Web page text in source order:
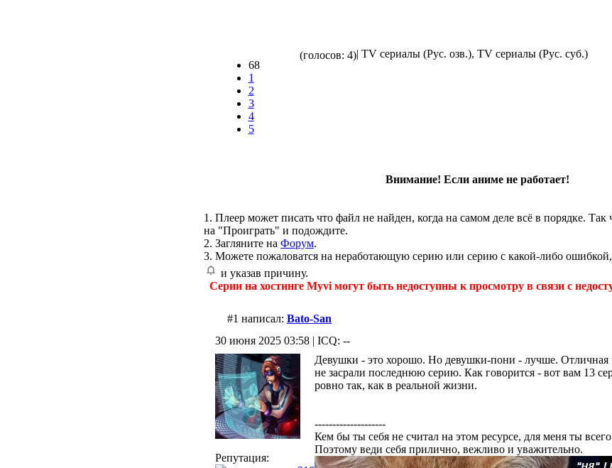
68
1
2
3
4
5
(голосов: 4)| TV сериалы (Рус. озв.), TV сериалы (Рус. суб.)
Внимание! Если аниме не работает!
1. Плеер может писать что файл не найден, когда на самом деле всё в порядке.
на "Проиграть" и подождите.
2. Загляните на Форум.
3. Можете пожаловатся на неработающую серию или серию с какой-либо ошибкой,
и указав причину.
Серии на хостинге Myvi могут быть недоступны к просмотру в связи с
#1 написал: Bato-San
30 июня 2025 03:58 | ICQ: --
Репутация:
Девушки - это хорошо. Но девушки-пони - лучше. Отличная
не засрали последнюю серию. Как говорится - вот вам 13
ровно так, как в реальной жизни.
--------------------
Кем бы ты себя не считал на этом ресурсе, для меня ты
Поэтому веди себя прилично, вежливо и уважительно.